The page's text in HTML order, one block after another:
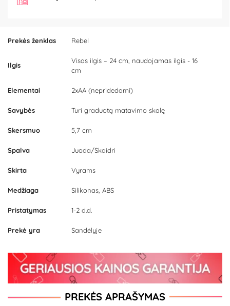
Prekės ženklas Rebel
Ilgis
Visas ilgis – 24 cm, naudojamas ilgis - 16
cm
Elementai 2xAA (nepridedami)
Savybės Turi graduotą matavimo skalę
Skersmuo 5,7 cm
Spalva Juoda/Skaidri
Skirta Vyrams
Medžiaga Silikonas, ABS
Pristatymas 1-2 d.d.
Prekė yra Sandėlyje
PREKĖS APRAŠYMAS